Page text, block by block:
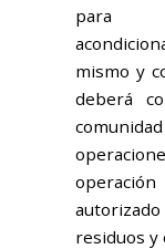
para
mismo y
deberá
residuos y